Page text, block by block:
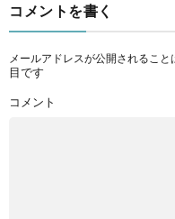
コメントを書く
メールアドレスが公開されること
目です
コメント